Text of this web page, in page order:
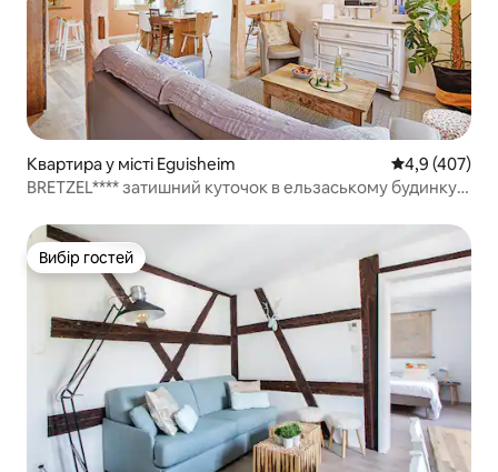
Квартира у місті Eguisheim Середня
4,9 (407)
BRETZEL**** затишний куточок в ельзаському будинку,
Вибір гостей
Вибір гостей